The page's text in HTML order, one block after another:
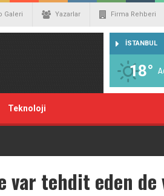
Galeri Yazarlar Firma Rehberi
İSTANBUL
18°
Teknoloji
var tehdit eden de